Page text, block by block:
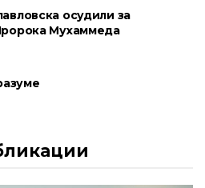
осудили за
Мухаммеда